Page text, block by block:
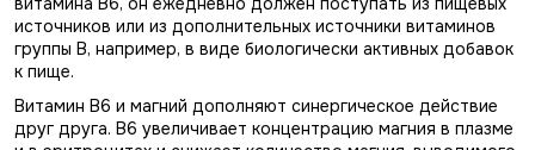
источников или из дополнительных источники витаминов
группы В, например, в виде биологически активных добавок
к пище.
Витамин В6 и магний дополняют синергическое действие
друг друга. В6 увеличивает концентрацию магния в плазме